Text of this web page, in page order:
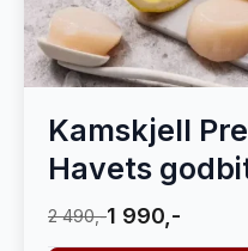
Kamskjell
Havets
2 490,-1 990,-